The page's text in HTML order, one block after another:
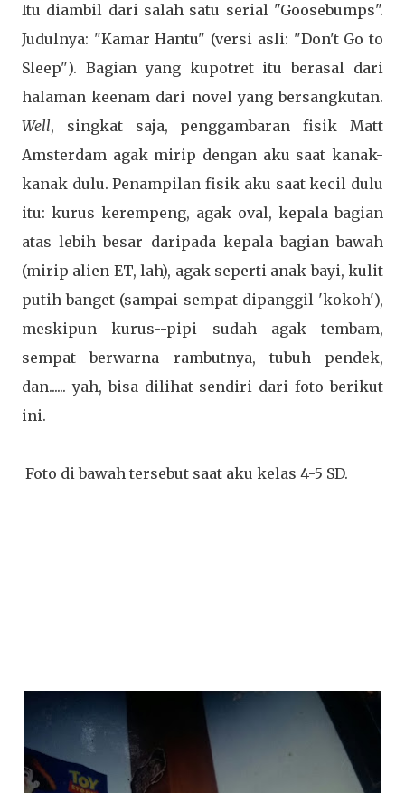
Itu diambil dari salah satu serial "Goosebumps".
Judulnya: "Kamar Hantu" (versi asli: "Don't Go to
Sleep"). Bagian yang kupotret itu berasal dari
halaman keenam dari novel yang bersangkutan.
Well, singkat saja, penggambaran fisik Matt
Amsterdam agak mirip dengan aku saat kanak-
kanak dulu. Penampilan fisik aku saat kecil dulu
itu: kurus kerempeng, agak oval, kepala bagian
atas lebih besar daripada kepala bagian bawah
(mirip alien ET, lah), agak seperti anak bayi, kulit
putih banget (sampai sempat dipanggil 'kokoh'),
meskipun kurus--pipi sudah agak tembam,
sempat berwarna rambutnya, tubuh pendek,
dan...... yah, bisa dilihat sendiri dari foto berikut
ini.
Foto di bawah tersebut saat aku kelas 4-5 SD.